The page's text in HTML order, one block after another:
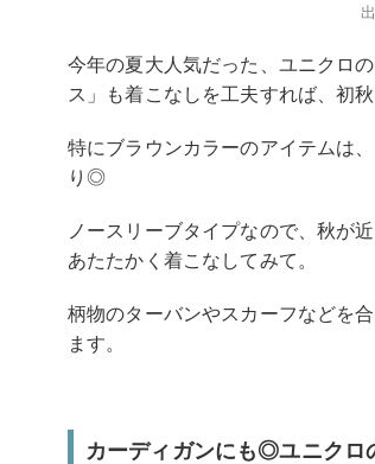
今年の夏大人気だった、ユニクロ
ス」も着こなしを工夫すれば、初
特にブラウンカラーのアイテムは
り◎
ノースリーブタイプなので、秋が
あたたかく着こなしてみて。
柄物のターバンやスカーフなどを
ます。
カーディガンにも◎ユニクロ